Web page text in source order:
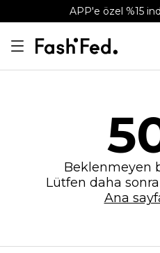
APP'e özel %15
Beklenmeyen
Lütfen daha
Ana